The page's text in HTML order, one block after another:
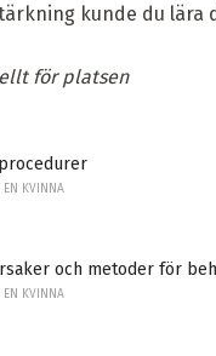
kunde du lära
för platsen
EN KVINNA
och metoder för
EN KVINNA